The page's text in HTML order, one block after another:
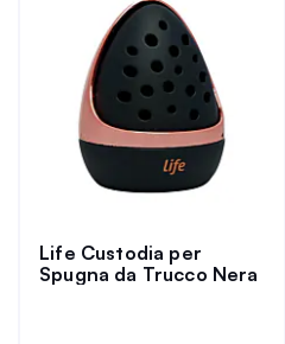
Life Custodia per
Spugna da Trucco Nera